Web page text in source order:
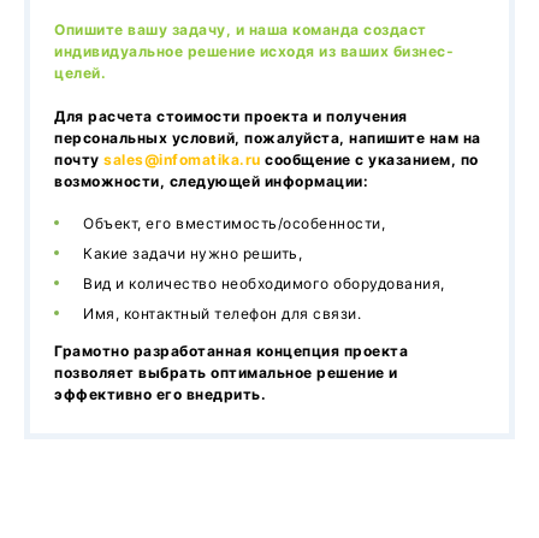
Опишите вашу задачу, и наша команда создаст
индивидуальное решение исходя из ваших бизнес-
целей.
Для расчета стоимости проекта и получения
персональных условий, пожалуйста, напишите нам на
почту sales@infomatika.ru сообщение с указанием, по
возможности, следующей информации:
Объект, его вместимость/особенности,
Какие задачи нужно решить,
Вид и количество необходимого оборудования,
Имя, контактный телефон для связи.
Грамотно разработанная концепция проекта
позволяет выбрать оптимальное решение и
эффективно его внедрить.